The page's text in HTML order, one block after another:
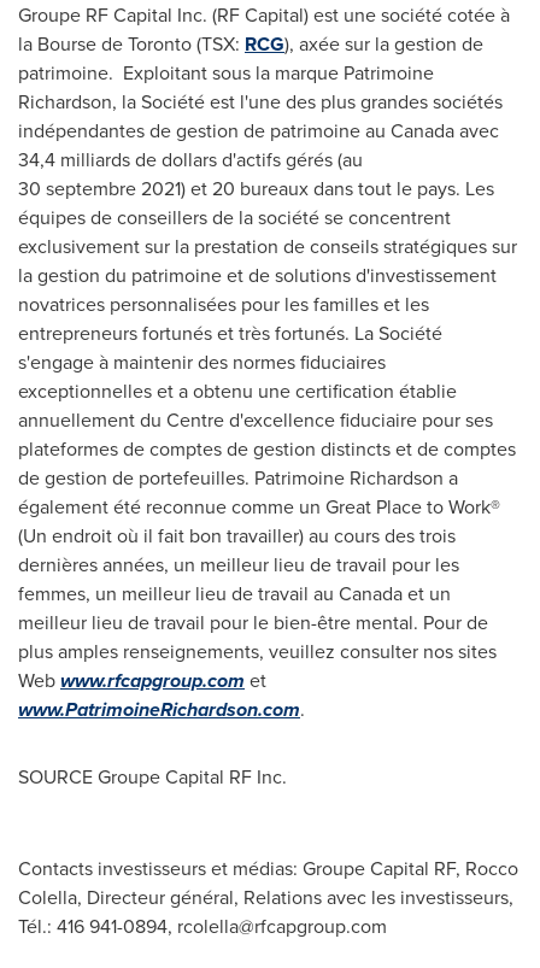
Groupe RF Capital Inc. (RF Capital) est une société cotée à
la Bourse deToronto(TSX: RCG), axée sur la gestion de
patrimoine. Exploitant sous la marque Patrimoine
Richardson, la Société est l'une des plus grandes sociétés
indépendantes de gestion de patrimoine au Canadaavec
34,4 milliards de dollars d'actifs gérés (au
30 septembre 2021) et 20 bureaux dans tout le pays. Les
équipes de conseillers de la société se concentrent
exclusivement sur la prestation de conseils stratégiques sur
la gestion du patrimoine et de solutions d'investissement
novatrices personnalisées pour les familles et les
entrepreneurs fortunés et très fortunés. La Société
s'engage à maintenir des normes fiduciaires
exceptionnelles et a obtenu une certification établie
annuellement du Centre d'excellence fiduciaire pour ses
plateformes de comptes de gestion distincts et de comptes
de gestion de portefeuilles. Patrimoine Richardson a
également été reconnue comme un Great Place to Work®
(Un endroit où il fait bon travailler) au cours des trois
dernières années, un meilleur lieu de travail pour les
femmes, un meilleur lieu de travail au Canadaet un
meilleur lieu de travail pour le bien-être mental. Pour de
plus amples renseignements, veuillez consulter nos sites
Webwww.rfcapgroup.com et
www.PatrimoineRichardson.com.
SOURCE Groupe Capital RF Inc.
Contacts investisseurs et médias: Groupe Capital RF, Rocco
Colella, Directeur général, Relations avec les investisseurs,
Tél.: 416 941-0894, rcolella@rfcapgroup.com